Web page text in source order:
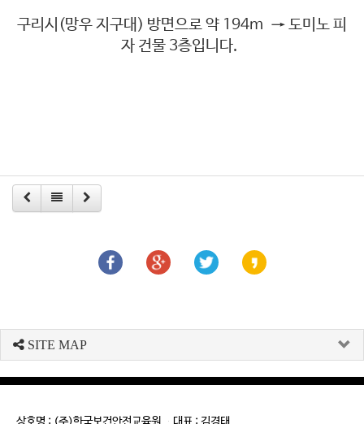
구리시(망우 지구대) 방면으로 약 194m → 도미노 피
자 건물 3층입니다.
SITE MAP
상호명 : (주)한국보건안전교육원 대표 : 김경태